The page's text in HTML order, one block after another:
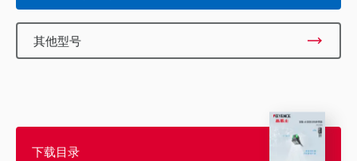
其他型号
下载目录